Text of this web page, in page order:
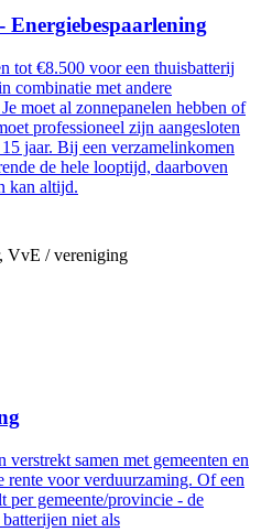
tot €8.500 voor een thuisbatterij
combinatie met andere
moet al zonnepanelen hebben of
professioneel zijn aangesloten
jaar. Bij een verzamelinkomen
de hele looptijd, daarboven
kan altijd.
VvE / vereniging
samen met gemeenten en
rente voor verduurzaming. Of een
per gemeente/provincie - de
niet als